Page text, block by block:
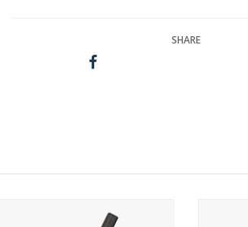
SHARE